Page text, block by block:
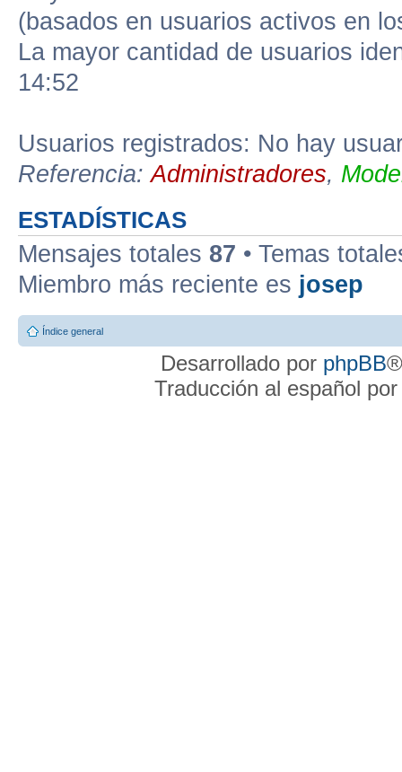
(basados en usuarios activos en
La mayor cantidad de usuarios
14:52
Usuarios registrados: No hay
Referencia:Administradores,
ESTADÍSTICAS
Mensajes totales 87 • Temas
Miembro más reciente es josep
Índice general
Desarrollado por phpBB
Traducción al español